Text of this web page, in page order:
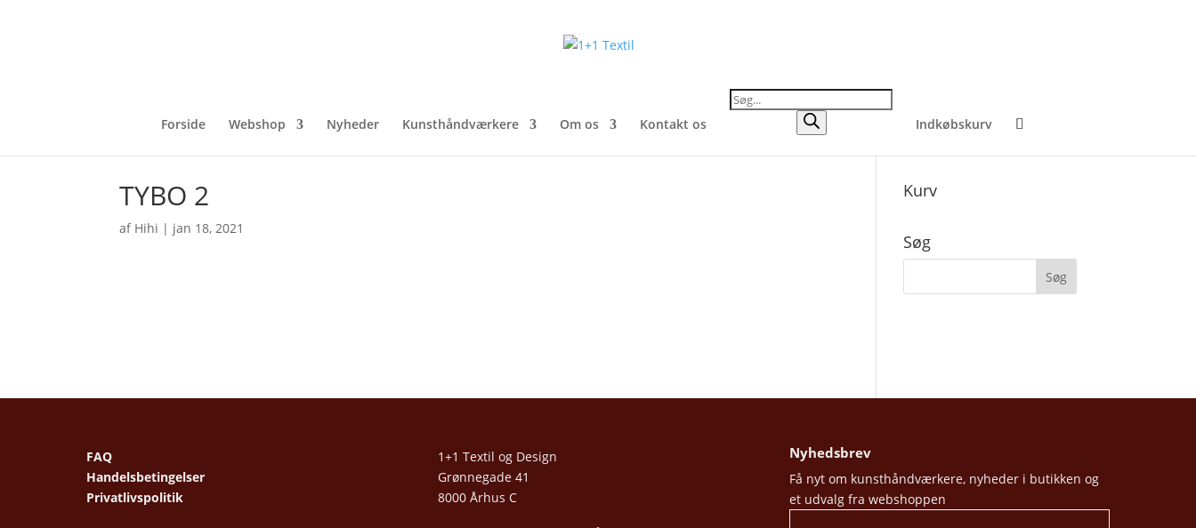
Forside Webshop Nyheder Kunsthåndværkere Om os Kontakt os
Products
search
Indkøbskurv
TYBO 2
af Hihi | jan 18, 2021
Kurv
Søg
FAQ
Handelsbetingelser
Privatlivspolitik
1+1 Textil og Design
Grønnegade 41
8000 Århus C
Nyhedsbrev
Få nyt om kunsthåndværkere, nyheder i butikken og
et udvalg fra webshoppen